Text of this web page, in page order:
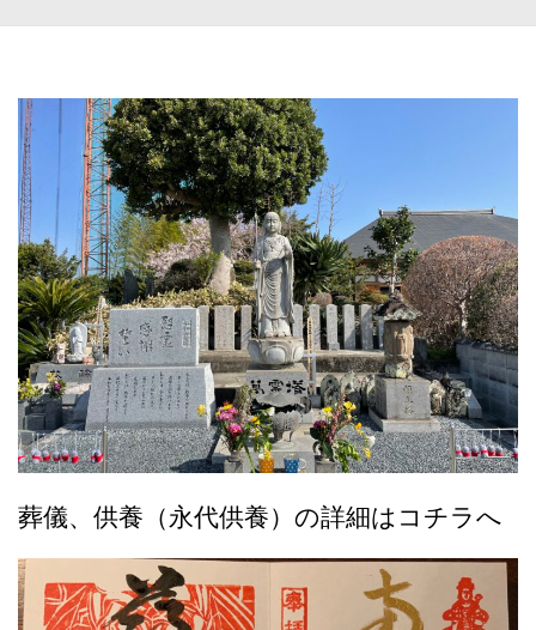
葬儀、供養（永代供養）の詳細はコチラへ